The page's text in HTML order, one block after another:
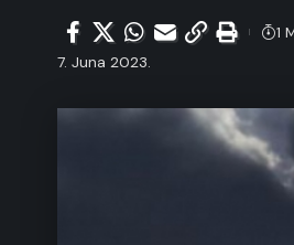
7. Juna 2023.
1